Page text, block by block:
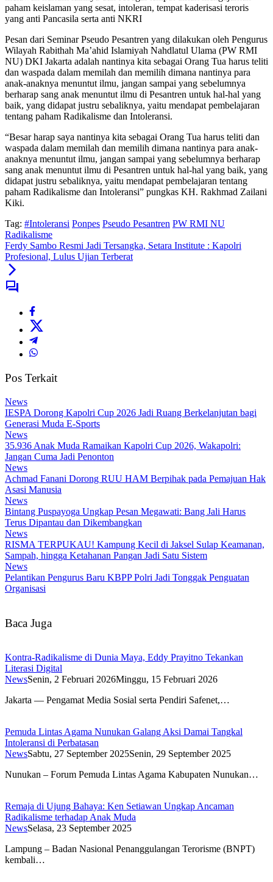
paham keislaman yang sesat, intoleran, tempat kaderisasi teroris
yang anti Pancasila serta anti NKRI
Pesan dari Seminar Pseudo Pesantren yang dilakukan oleh Pengurus
Wilayah Rabithah Ma’ahid Islamiyah Nahdlatul Ulama (PW RMI
NU) DKI Jakarta adalah nantinya kita sebagai Orang Tua harus teliti
dan waspada dalam memilah dan memilih dimana nantinya para
anak-anaknya menuntut ilmu, jangan sampai yang sebelumnya
berharap sang anak menuntut ilmu di Pesantren untuk hal-hal yang
baik, yang didapat justru sebaliknya, yaitu mendapat pembelajaran
tentang paham Radikalisme dan Intoleransi.
“Besar harap saya nantinya kita sebagai Orang Tua harus teliti dan
waspada dalam memilah dan memilih dimana nantinya para anak-
anaknya menuntut ilmu, jangan sampai yang sebelumnya berharap
sang anak menuntut ilmu di Pesantren untuk hal-hal yang baik, yang
didapat justru sebaliknya, yaitu mendapat pembelajaran tentang
paham Radikalisme dan Intoleransi” pungkas KH. Rakhmad Zailani
Kiki.
Tag: #Intoleransi Ponpes Pseudo Pesantren PW RMI NU
Radikalisme
Ferdy Sambo Resmi Jadi Tersangka, Setara Institute : Kapolri
Profesional, Lulus Ujian Terberat
Pos Terkait
News
IESPA Dorong Kapolri Cup 2026 Jadi Ruang Berkelanjutan bagi
Generasi Muda E-Sports
News
35.936 Anak Muda Ramaikan Kapolri Cup 2026, Wakapolri:
Jangan Cuma Jadi Penonton
News
Achmad Fanani Dorong RUU HAM Berpihak pada Pemajuan Hak
Asasi Manusia
News
Bintang Puspayoga Ungkap Pesan Megawati: Bang Jali Harus
Terus Dipantau dan Dikembangkan
News
RISMA TERPUKAU! Kampung Kecil di Jaksel Sulap Keamanan,
Sampah, hingga Ketahanan Pangan Jadi Satu Sistem
News
Pelantikan Pengurus Baru KBPP Polri Jadi Tonggak Penguatan
Organisasi
Baca Juga
Kontra-Radikalisme di Dunia Maya, Eddy Prayitno Tekankan
Literasi Digital
NewsSenin, 2 Februari 2026Minggu, 15 Februari 2026
Jakarta — Pengamat Media Sosial serta Pendiri Safenet,…
Pemuda Lintas Agama Nunukan Galang Aksi Damai Tangkal
Intoleransi di Perbatasan
NewsSabtu, 27 September 2025Senin, 29 September 2025
Nunukan – Forum Pemuda Lintas Agama Kabupaten Nunukan…
Remaja di Ujung Bahaya: Ken Setiawan Ungkap Ancaman
Radikalisme terhadap Anak Muda
NewsSelasa, 23 September 2025
Lampung – Badan Nasional Penanggulangan Terorisme (BNPT)
kembali…